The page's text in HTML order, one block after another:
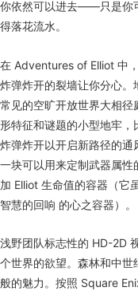
你依然可以进去——只是你
得落花流水。
在 Adventures of Elliot 中
炸弹炸开的裂墙让你分心
常见的空旷开放世界大相
形特征和谜题的小型地牢
炸弹炸开以开启新路径的
一块可以用来定制武器属
加 Elliot 生命值的容器（它
智慧的回响 的心之容器）。
浅野团队标志性的 HD-2D
个世界的欲望。森林和中
般的魅力。按照 Square